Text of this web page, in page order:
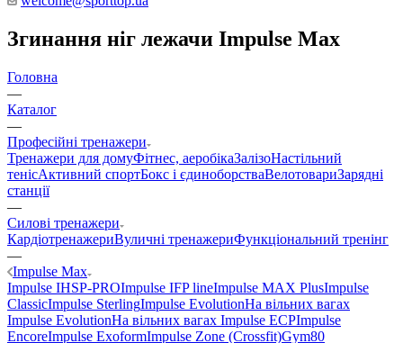
Згинання ніг лежачи Impulse Max
Головна
—
Каталог
—
Професійні тренажери
Тренажери для домуФітнес, аеробікаЗалізоНастільний
тенісАктивний спортБокс і єдиноборстваВелотовариЗарядні
станції
—
Силові тренажери
КардіотренажериВуличні тренажериФункціональний тренінг
—
Impulse Max
Impulse IHSP-PROImpulse IFP lineImpulse MAX PlusImpulse
ClassicImpulse SterlingImpulse EvolutionНа вільних вагах
Impulse EvolutionНа вільних вагах Impulse ECPImpulse
EncoreImpulse ExoformImpulse Zone (Crossfit)Gym80